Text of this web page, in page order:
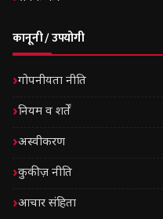
कानूनी / उपयोगी
गोपनीयता नीति
नियम व शर्तें
अस्वीकरण
कुकीज़ नीति
आचार संहिता